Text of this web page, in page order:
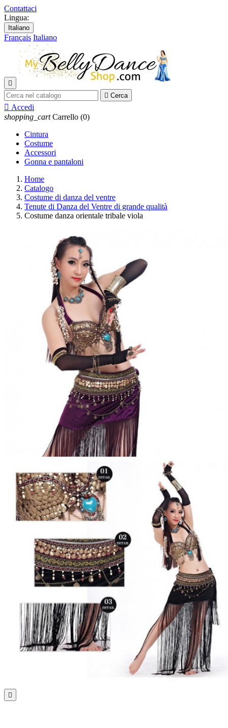
Contattaci
Lingua:
Italiano
Français Italiano

 Cerca
 Accedi
shopping_cart Carrello (0)
Cintura
Costume
Accessori
Gonna e pantaloni
Home
Catalogo
Costume di danza del ventre
Tenute di Danza del Ventre di grande qualità
Costume danza orientale tribale viola
